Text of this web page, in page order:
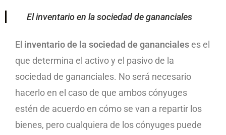
El inventario en la sociedad de gananciales
El inventario de la sociedad de gananciales es el
que determina el activo y el pasivo de la
sociedad de gananciales. No será necesario
hacerlo en el caso de que ambos cónyuges
estén de acuerdo en cómo se van a repartir los
bienes, pero cualquiera de los cónyuges puede